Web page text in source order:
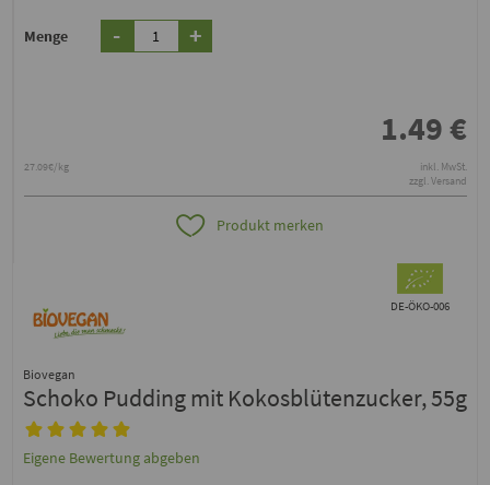
Menge - +
1.49€
27.09€/kg
inkl. MwSt.
zzgl. Versand
Produkt merken
DE-ÖKO-006
Biovegan
Schoko Pudding mit Kokosblütenzucker, 55g
Eigene Bewertung abgeben